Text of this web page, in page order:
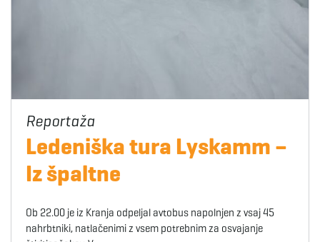
Ledeniška tura Lyskamm –
Iz špaltne
Ob 22.00 je iz Kranja odpeljal avtobus napolnjen z vsaj 45
nahrbtniki, natlačenimi z vsem potrebnim za osvajanje